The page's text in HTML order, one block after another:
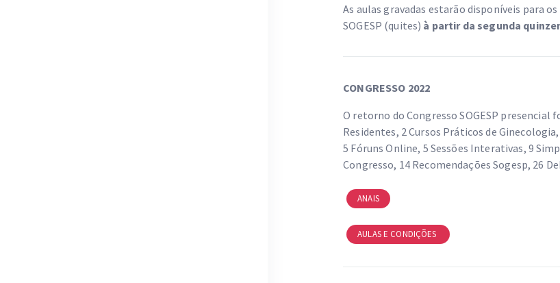
As aulas gravadas estarão disponíveis para
SOGESP (quites) à partir da segunda
CONGRESSO 2022
O retorno do Congresso SOGESP presencial
Residentes, 2 Cursos Práticos de
5 Fóruns Online, 5 Sessões Interativas, 9
Congresso, 14 Recomendações Sogesp, 26
ANAIS
AULAS E CONDIÇÕES